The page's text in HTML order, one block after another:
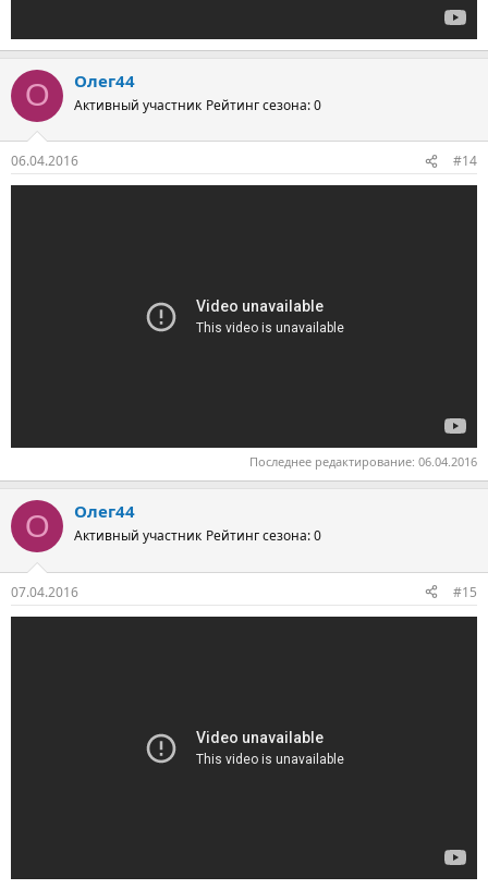
О Олег44
Активный участник Рейтинг сезона: 0
06.04.2016 #14
Последнее редактирование: 06.04.2016
О Олег44
Активный участник Рейтинг сезона: 0
07.04.2016 #15